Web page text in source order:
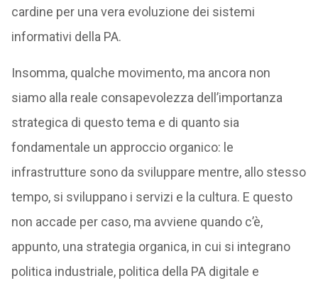
cardine per una vera evoluzione dei sistemi
informativi della PA.
Insomma, qualche movimento, ma ancora non
siamo alla reale consapevolezza dell’importanza
strategica di questo tema e di quanto sia
fondamentale un approccio organico: le
infrastrutture sono da sviluppare mentre, allo stesso
tempo, si sviluppano i servizi e la cultura. E questo
non accade per caso, ma avviene quando c’è,
appunto, una strategia organica, in cui si integrano
politica industriale, politica della PA digitale e